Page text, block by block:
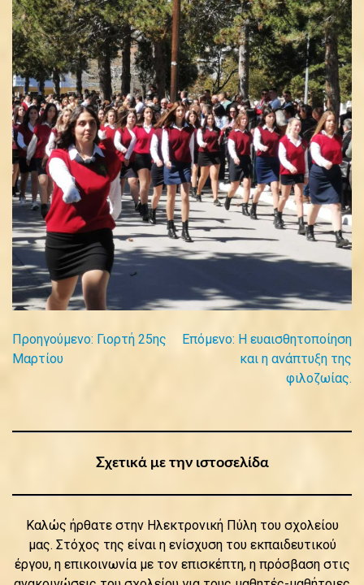
Πλοήγηση
Προηγούμενο: Γιορτή 25ης
Μαρτίου
Επόμενο: Η ευαισθητοποίηση
και η ανάπτυξη της
φιλοζωίας.
Σχετικά με την ιστοσελίδα
Καλώς ήρθατε στην Ηλεκτρονική Πύλη του σχολείου
μας. Στόχος της είναι η ενίσχυση του εκπαιδευτικού
έργου, η επικοινωνία με τον επισκέπτη, η πρόσβαση στις